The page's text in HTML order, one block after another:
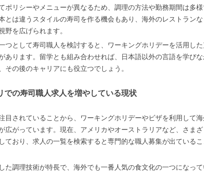
ポリシーやメニューが異なるため、調理の方法や勤務期間は多様
とは違うスタイルの寿司を作る機会もあり、海外のレストラン
野を広げられます。
つとして寿司職人を検討すると、ワーキングホリデーを活用した
あります。留学とも組み合わせれば、日本語以外の言語を学びな
その後のキャリアにも役立つでしょう。
での寿司職人求人を増やしている現状
目されていることから、ワーキングホリデーやビザを利用して
広がっています。現在、アメリカやオーストラリアなど、さまざ
ており、求人の一覧を検索すると専門的な職人募集が出ている
た調理技術が特長で、海外でも一番人気の食文化の一つになって